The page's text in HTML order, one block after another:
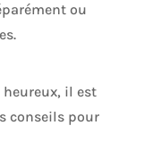
ou
heureux, il est
conseils pour